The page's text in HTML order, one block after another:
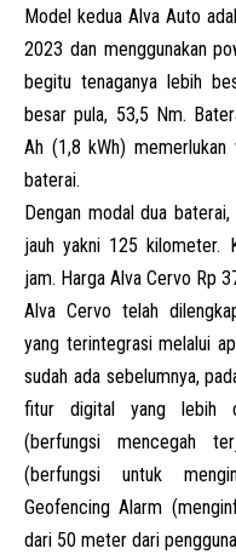
Model kedua Alva Auto
2023 dan menggunakan
begitu tenaganya lebih
besar pula, 53,5 Nm.
Ah (1,8 kWh)
baterai.
Dengan modal dua
jauh yakni 125 kilometer.
jam. Harga Alva Cervo Rp
Alva Cervo telah
yang terintegrasi melalui
sudah ada sebelumnya,
fitur digital yang lebih
(berfungsi mencegah
(berfungsi untuk
Geofencing Alarm
dari 50 meter dari